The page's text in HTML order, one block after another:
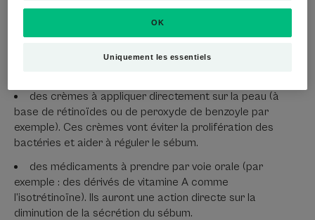
des crèmes à appliquer directement sur la peau (à
base de rétinoïdes ou de peroxyde de benzoyle par
exemple). Ces crèmes vont éviter la prolifération des
bactéries et aider à réguler le sébum.
des médicaments à prendre par voie orale (par
exemple : des dérivés de vitamine A comme
l’isotrétinoïne). Ils auront une action directe sur la
diminution de la sécrétion du sébum.
Uniquement les essentiels
OK